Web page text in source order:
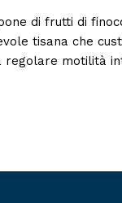
di frutti di
tisana che
motilità